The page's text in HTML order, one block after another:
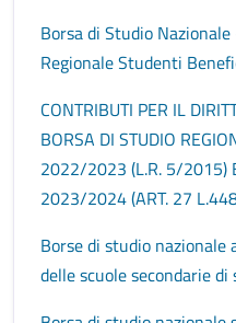
Borsa di Studio
Regionale Studenti
CONTRIBUTI PER IL
BORSA DI STUDIO
2022/2023 (L.R. 5/2015)
2023/2024 (ART. 27
Borse di studio
delle scuole secondarie di